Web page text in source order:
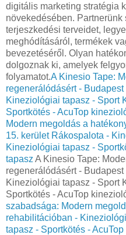
digitális marketing stratégia
növekedésében.
terjeszkedési terveidet,
meghódításáról, termékek
bevezetéséről. Olyan
dolgoznak ki, amelyek
folyamatot.A Kinesio Tape:
regenerálódásért -
Kineziológiai tapasz - Sport
Sportkötés - AcuTop
Modern megoldás a
15. kerület Rákospalota -
Kineziológiai tapasz -
tapasz A Kinesio Tape:
regenerálódásért -
Kineziológiai tapasz - Sport
Sportkötés - AcuTop
szabadsága: Modern
rehabilitációban -
tapasz - Sportkötés -